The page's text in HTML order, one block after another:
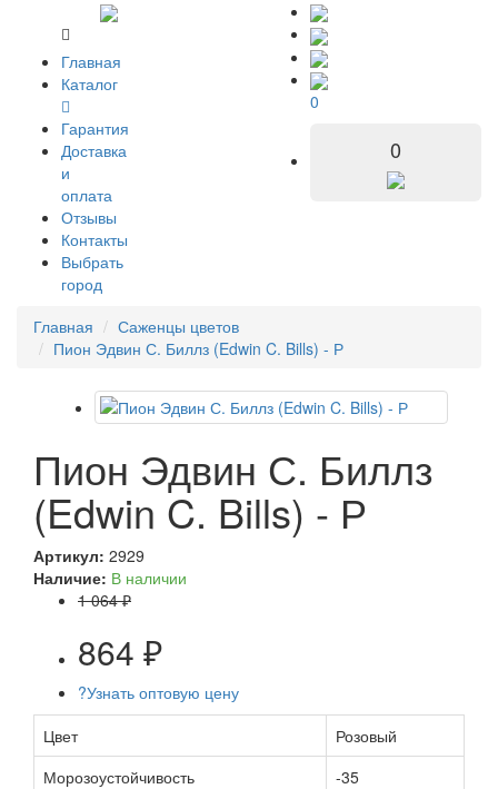
Главная
Каталог
Гарантия
Доставка
и
оплата
Отзывы
Контакты
Выбрать
город
0
0
Главная
Саженцы цветов
Пион Эдвин С. Биллз (Edwin C. Bills) - Р
Пион Эдвин С. Биллз
(Edwin C. Bills) - Р
Артикул: 2929
Наличие: В наличии
1 064 ₽
864 ₽
?Узнать оптовую цену
Цвет
Розовый
Морозоустойчивость
-35